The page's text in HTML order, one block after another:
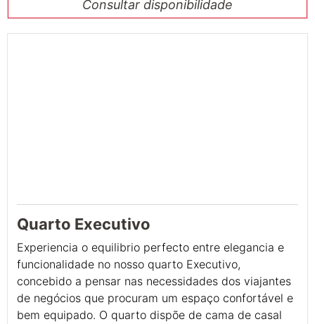
Consultar disponibilidade
Quarto Executivo
Experiencia o equilibrio perfecto entre elegancia e
funcionalidade no nosso quarto Executivo,
concebido a pensar nas necessidades dos viajantes
de negócios que procuram um espaço confortável e
bem equipado. O quarto dispõe de cama de casal